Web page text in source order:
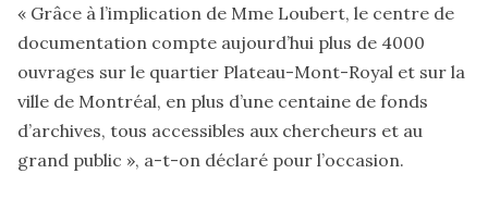
« Grâce à l’implication de Mme Loubert, le centre de
documentation compte aujourd’hui plus de 4000
ouvrages sur le quartier Plateau-Mont-Royal et sur la
ville de Montréal, en plus d’une centaine de fonds
d’archives, tous accessibles aux chercheurs et au
grand public », a-t-on déclaré pour l’occasion.